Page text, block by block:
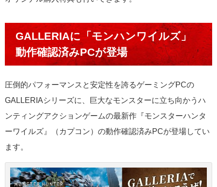
GALLERIAに「モンハンワイルズ」
動作確認済みPCが登場
圧倒的パフォーマンスと安定性を誇るゲーミングPCの
GALLERIAシリーズに、巨大なモンスターに立ち向かうハ
ンティングアクションゲームの最新作『モンスターハンタ
ーワイルズ』（カプコン）の動作確認済みPCが登場してい
ます。